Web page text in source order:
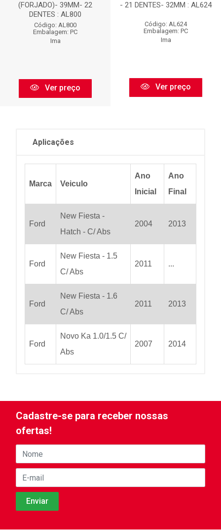
(FORJADO)- 39MM- 22
DENTES : AL800
Código: AL800
Embalagem: PC
Ima
Ver preço
- 21 DENTES- 32MM : AL624
Código: AL624
Embalagem: PC
Ima
Ver preço
Aplicações
Marca Veiculo
Ano
Inicial
Ano
Final
Ford
New Fiesta -
Hatch - C/ Abs
2004 2013
Ford
New Fiesta - 1.5
C/ Abs
2011 ...
Ford
New Fiesta - 1.6
C/ Abs
2011 2013
Ford
Novo Ka 1.0/1.5 C/
Abs
2007 2014
Cadastre-se para receber nossas
ofertas!